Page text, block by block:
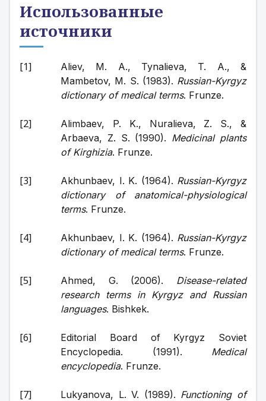
Использованные
источники
Aliev, M. A., Tynalieva, T. A., &
Mambetov, M. S. (1983). Russian-Kyrgyz
dictionary of medical terms. Frunze.
Alimbaev, P. K., Nuralieva, Z. S., &
Arbaeva, Z. S. (1990). Medicinal plants
of Kirghizia. Frunze.
Akhunbaev, I. K. (1964). Russian-Kyrgyz
dictionary of anatomical-physiological
terms. Frunze.
Akhunbaev, I. K. (1964). Russian-Kyrgyz
dictionary of medical terms. Frunze.
Ahmed, G. (2006). Disease-related
research terms in Kyrgyz and Russian
languages. Bishkek.
Editorial Board of Kyrgyz Soviet
Encyclopedia. (1991). Medical
encyclopedia. Frunze.
Lukyanova, L. V. (1989). Functioning of